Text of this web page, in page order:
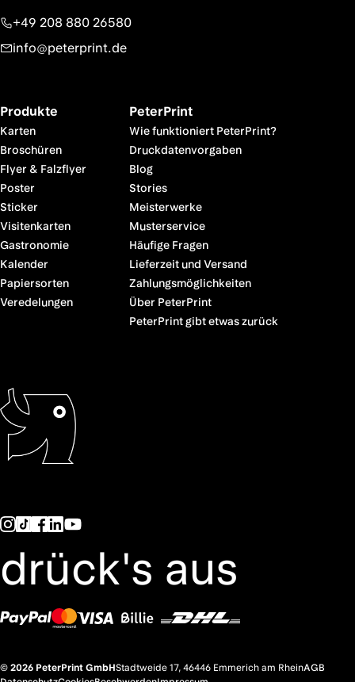
+49 208 880 26580
info@peterprint.de
Produkte
Karten
Broschüren
Flyer & Falzflyer
Poster
Sticker
Visitenkarten
Gastronomie
Kalender
Papiersorten
Veredelungen
PeterPrint
Wie funktioniert PeterPrint?
Druckdatenvorgaben
Blog
Stories
Meisterwerke
Musterservice
Häufige Fragen
Lieferzeit und Versand
Zahlungsmöglichkeiten
Über PeterPrint
PeterPrint gibt etwas zurück
drück's aus
© 2026 PeterPrint GmbHStadtweide 17, 46446 Emmerich am RheinAGB